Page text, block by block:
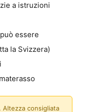
a istruzioni
essere
la Svizzera)
Altezza consigliata